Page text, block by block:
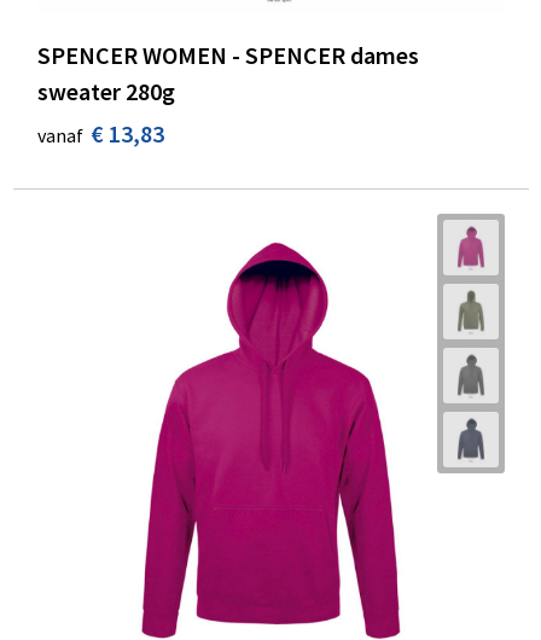
SPENCER WOMEN - SPENCER dames
sweater 280g
vanaf € 13,83